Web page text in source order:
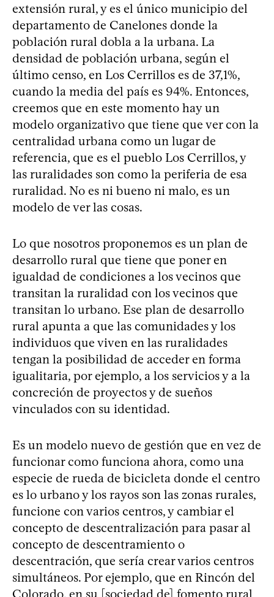
extensión rural, y es el único municipio del
departamento de Canelones donde la
población rural dobla a la urbana. La
densidad de población urbana, según el
último censo, en Los Cerrillos es de 37,1%,
cuando la media del país es 94%. Entonces,
creemos que en este momento hay un
modelo organizativo que tiene que ver con la
centralidad urbana como un lugar de
referencia, que es el pueblo Los Cerrillos, y
las ruralidades son como la periferia de esa
ruralidad. No es ni bueno ni malo, es un
modelo de ver las cosas.
Lo que nosotros proponemos es un plan de
desarrollo rural que tiene que poner en
igualdad de condiciones a los vecinos que
transitan la ruralidad con los vecinos que
transitan lo urbano. Ese plan de desarrollo
rural apunta a que las comunidades y los
individuos que viven en las ruralidades
tengan la posibilidad de acceder en forma
igualitaria, por ejemplo, a los servicios y a la
concreción de proyectos y de sueños
vinculados con su identidad.
Es un modelo nuevo de gestión que en vez de
funcionar como funciona ahora, como una
especie de rueda de bicicleta donde el centro
es lo urbano y los rayos son las zonas rurales,
funcione con varios centros, y cambiar el
concepto de descentralización para pasar al
concepto de descentramiento o
descentración, que sería crear varios centros
simultáneos. Por ejemplo, que en Rincón del
Colorado, en su [sociedad de] fomento rural